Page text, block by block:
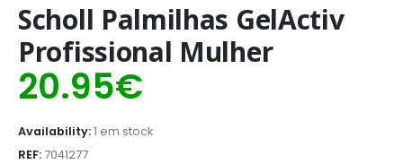
Scholl Palmilhas GelActiv
Profissional Mulher
20.95€
Availability:1 em stock
REF: 7041277